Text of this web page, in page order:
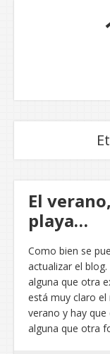
El
playa…
Como bien se
actualizar el
alguna que otra
está muy claro el
verano y hay
alguna que otra